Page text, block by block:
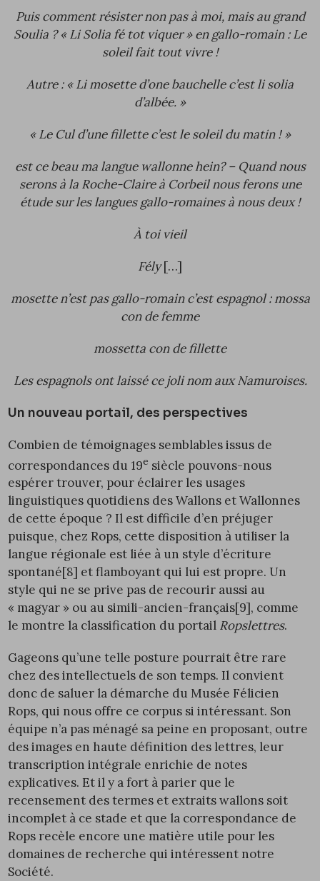
Puis comment résister non pas à moi, mais au grand
Soulia ? « Li Solia fé tot viquer » en gallo-romain : Le
soleil fait tout vivre !
Autre : « Li mosette d’one bauchelle c’est li solia
d’albée. »
« Le Cul d’une fillette c’est le soleil du matin ! »
est ce beau ma langue wallonne hein? – Quand nous
serons à la Roche-Claire à Corbeil nous ferons une
étude sur les langues gallo-romaines à nous deux !
À toi vieil
Fély[…]
mosette n’est pas gallo-romain c’est espagnol : mossa
con de femme
mossetta con de fillette
Les espagnols ont laissé ce joli nom aux Namuroises.
Un nouveau portail, des perspectives
Combien de témoignages semblables issus de
correspondances du 19e siècle pouvons-nous
espérer trouver, pour éclairer les usages
linguistiques quotidiens des Wallons et Wallonnes
de cette époque ? Il est difficile d’en préjuger
puisque, chez Rops, cette disposition à utiliser la
langue régionale est liée à un style d’écriture
spontané[8] et flamboyant qui lui est propre. Un
style qui ne se prive pas de recourir aussi au
« magyar » ou au simili-ancien-français[9], comme
le montre la classification du portail Ropslettres.
Gageons qu’une telle posture pourrait être rare
chez des intellectuels de son temps. Il convient
donc de saluer la démarche du Musée Félicien
Rops, qui nous offre ce corpus si intéressant. Son
équipe n’a pas ménagé sa peine en proposant, outre
des images en haute définition des lettres, leur
transcription intégrale enrichie de notes
explicatives. Et il y a fort à parier que le
recensement des termes et extraits wallons soit
incomplet à ce stade et que la correspondance de
Rops recèle encore une matière utile pour les
domaines de recherche qui intéressent notre
Société.